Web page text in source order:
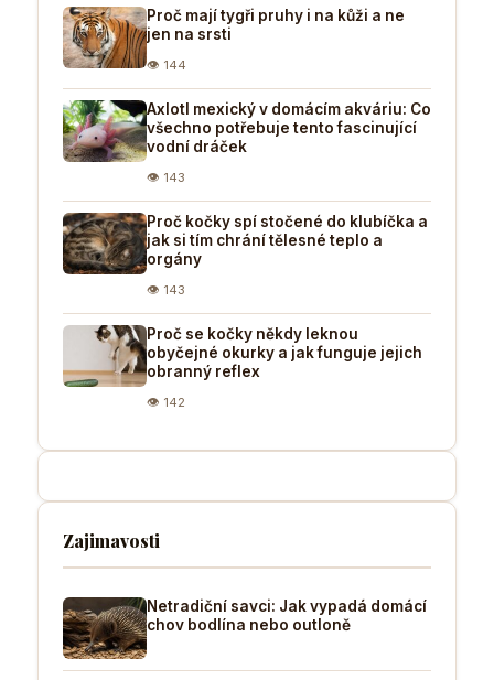
Proč mají tygři pruhy i na kůži a ne
jen na srsti
👁 144
Axlotl mexický v domácím akváriu: Co
všechno potřebuje tento fascinující
vodní dráček
👁 143
Proč kočky spí stočené do klubíčka a
jak si tím chrání tělesné teplo a
orgány
👁 143
Proč se kočky někdy leknou
obyčejné okurky a jak funguje jejich
obranný reflex
👁 142
Zajimavosti
Netradiční savci: Jak vypadá domácí
chov bodlína nebo outloně